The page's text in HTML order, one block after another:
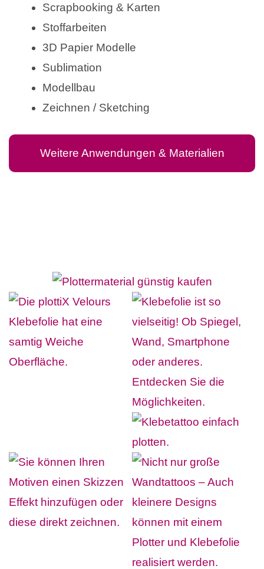
Scrapbooking & Karten
Stoffarbeiten
3D Papier Modelle
Sublimation
Modellbau
Zeichnen / Sketching
Weitere Anwendungen & Materialien